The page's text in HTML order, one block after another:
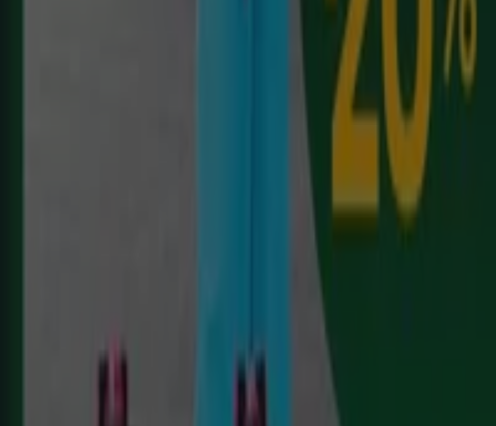
México
Brasil
United States
Chile
Portugal
Österreich
Canada
Belgique
România
Maroc